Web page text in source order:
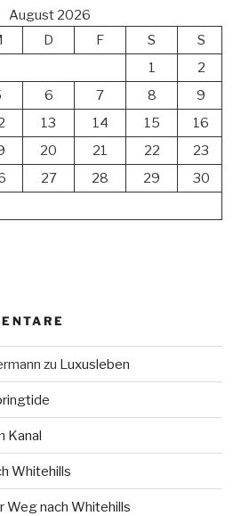
August 2026
D F S
S
1
2
6 7 8
9
13 14 15
16
20 21 22
23
27 28 29
30
zu Luxusleben
Kanal
Whitehills
Weg nach Whitehills